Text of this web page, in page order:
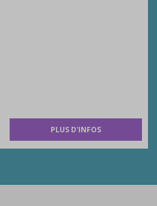
PLUS D'INFOS